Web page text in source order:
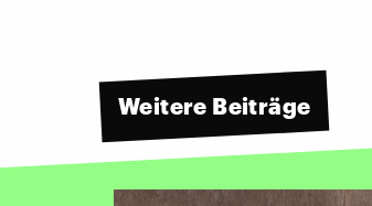
Weitere Beiträge